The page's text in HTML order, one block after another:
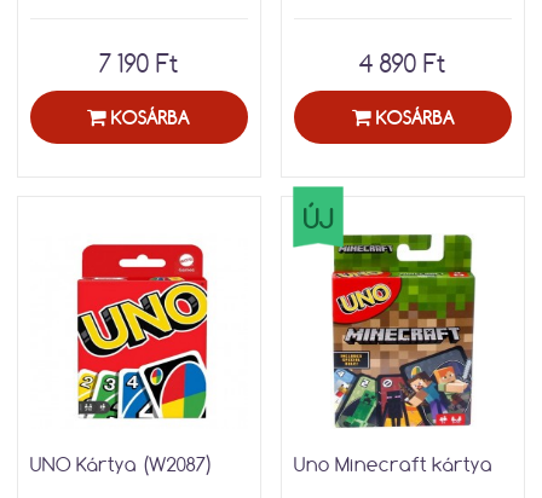
7 190 Ft
KOSÁRBA
4 890 Ft
KOSÁRBA
UNO Kártya (W2087)
ÚJ
Uno Minecraft kártya